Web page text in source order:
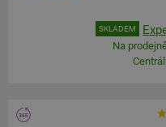
SKLADEM
Na